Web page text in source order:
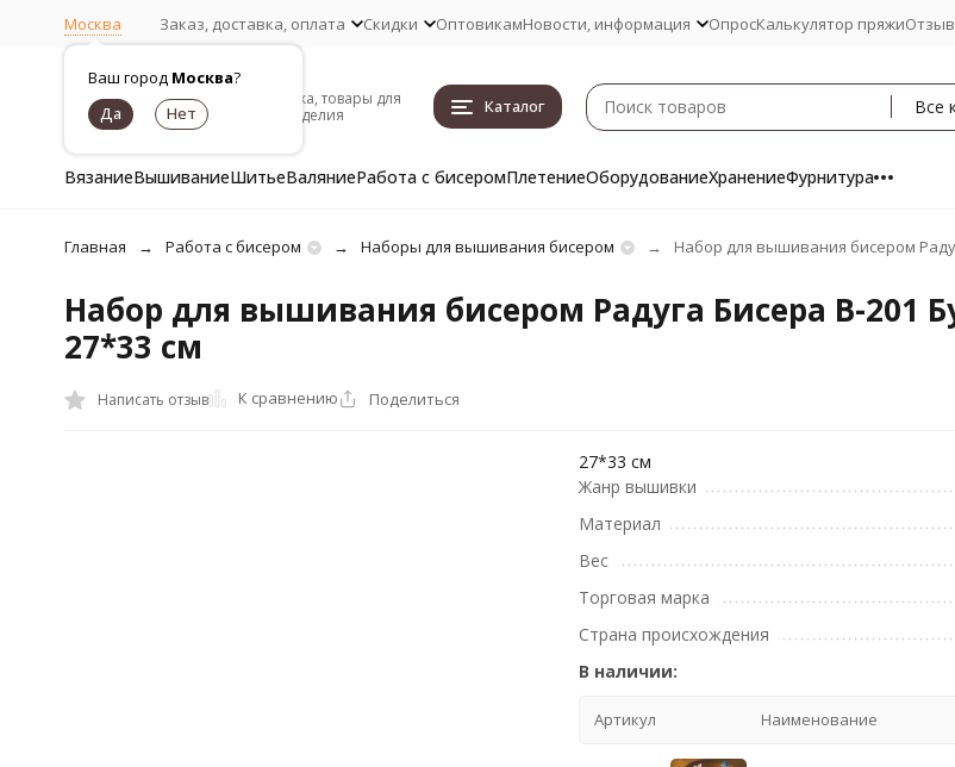
Москва
Ваш город Москва?
Заказ, доставка, оплата Скидки ОптовикамНовости, информация ОпросКалькулятор пряжи
Пряжа, товары для
рукоделия
Каталог Все
ВязаниеВышиваниеШитьеВаляниеРабота с бисеромПлетениеОборудованиеХранениеФурнитура
Главная Работа с бисером Наборы для вышивания бисером Набор для вышивания бисером
Набор для вышивания бисером Радуга Бисера В-201
27*33 см
Написать отзыв К сравнению Поделиться
27*33 см
Жанр вышивки
Материал
Вес
Торговая марка
Страна происхождения
В наличии:
Артикул Наименование